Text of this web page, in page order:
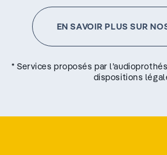
EN SAVOIR PLUS SUR
* Services proposés par
dispositions